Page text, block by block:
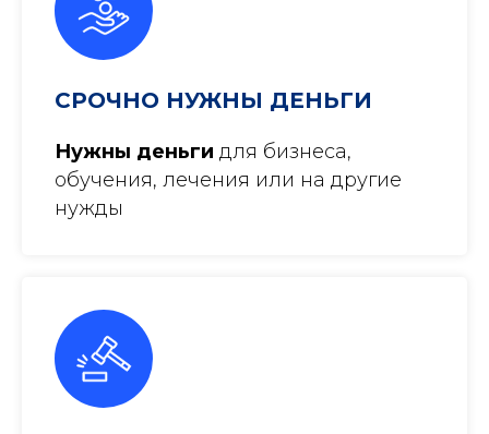
СРОЧНО НУЖНЫ ДЕНЬГИ
Нужны деньги для бизнеса,
обучения, лечения или на другие
нужды